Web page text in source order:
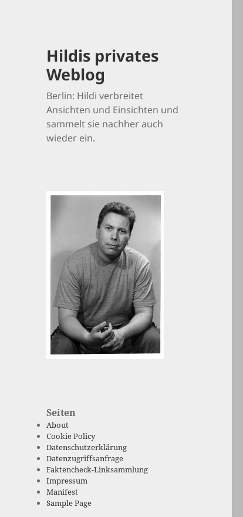
Hildis privates
Weblog
Berlin: Hildi verbreitet
Ansichten und Einsichten und
sammelt sie nachher auch
wieder ein.
Seiten
About
Cookie Policy
Datenschutzerklärung
Datenzugriffsanfrage
Faktencheck-Linksammlung
Impressum
Manifest
Sample Page